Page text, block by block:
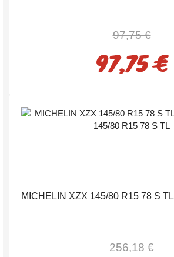
97,75 €
97,75 €
MICHELIN XZX 145/80 R15 78 S TL
256,18 €